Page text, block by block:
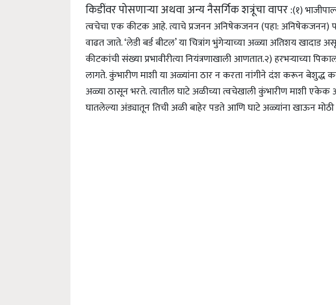
किडींवर पोसणाऱ्या अथवा अन्य नैसर्गिक शत्रूंचा वापर :(१)
त्वचेचा एक कीटक आहे. त्याचे प्रजनन अनिषेकजनन (पहा: अनिषेकजनन)
वाढत जाते. ‘लेडी बर्ड बीटल’ या चित्रांग भुंगेऱ्याच्या अळ्या अतिशय
कीटकांची संख्या प्रभावीरीत्या नियंत्रणाखाली आणतात.२) हरभऱ्याच्या
लागते. कुंभारीण माशी या अळ्यांना ठार न करता नांगीने दंश करून बेशुद्ध
अळ्या ठासून भरते. त्यातील घाटे अळीच्या त्वचेखाली कुंभारीण माशी एकेक
घातलेल्या अंड्यातून तिची अळी बाहेर पडते आणि घाटे अळ्यांना खाऊन मोठी